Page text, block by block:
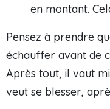
en montant.
Pensez à prendre
échauffer avant de
Après tout, il vaut
veut se blesser,